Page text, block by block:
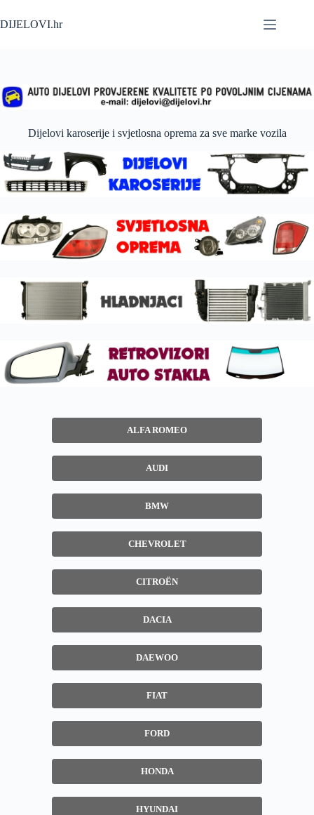
to
content
DIJELOVI.hr
Dijelovi karoserije i svjetlosna oprema za sve marke vozila
ALFA ROMEO
AUDI
BMW
CHEVROLET
CITROËN
DACIA
DAEWOO
FIAT
FORD
HONDA
HYUNDAI